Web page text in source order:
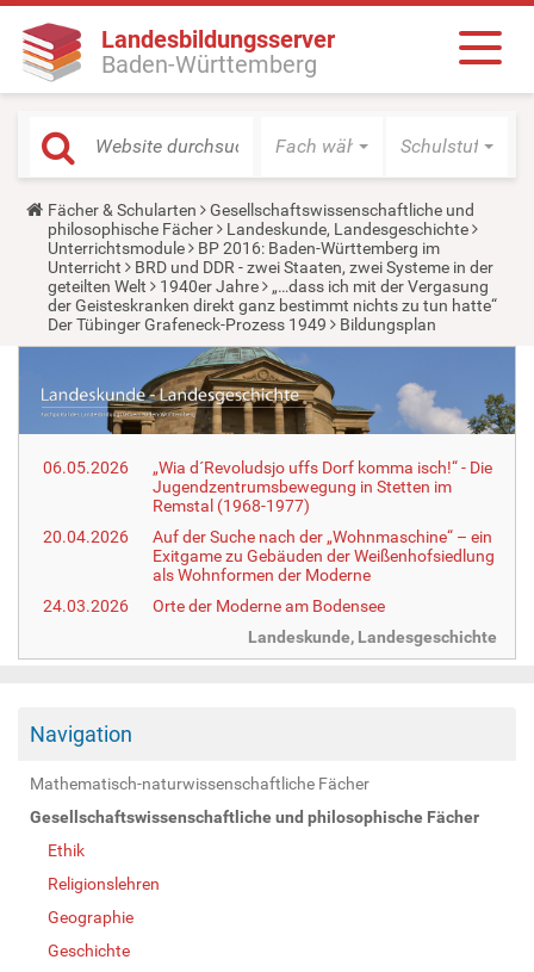
Landesbildungsserver
Baden-Württemberg
Fach wählen Schulstufe
Y
o
u
a
r
e
h
e
:
Fächer & Schularten
Gesellschaftswissenschaftliche und
philosophische Fächer
Landeskunde, Landesgeschichte
Unterrichtsmodule
BP 2016: Baden-Württemberg im
Unterricht
BRD und DDR - zwei Staaten, zwei Systeme in der
geteilten Welt
1940er Jahre
„…dass ich mit der Vergasung
der Geisteskranken direkt ganz bestimmt nichts zu tun hatte“
Der Tübinger Grafeneck-Prozess 1949
Bildungsplan
06.05.2026
„Wia d´Revoludsjo uffs Dorf komma isch!“ - Die
Jugendzentrumsbewegung in Stetten im
Remstal (1968-1977)
20.04.2026
Auf der Suche nach der „Wohnmaschine“ – ein
Exitgame zu Gebäuden der Weißenhofsiedlung
als Wohnformen der Moderne
24.03.2026
Orte der Moderne am Bodensee
Landeskunde, Landesgeschichte
Navigation
Mathematisch-naturwissenschaftliche Fächer
Gesellschaftswissenschaftliche und philosophische Fächer
Ethik
Religionslehren
Geographie
Geschichte